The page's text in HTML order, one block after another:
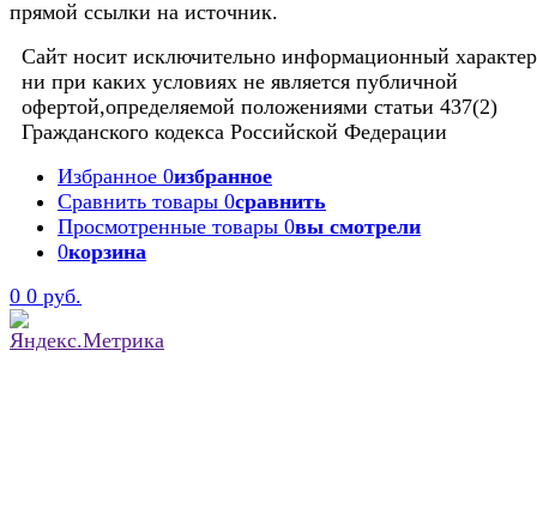
прямой ссылки на источник.
Сайт носит исключительно информационный
ни при каких условиях не является публичной
офертой,определяемой положениями статьи 437(2)
Гражданского кодекса Российской Федерации
Избранное 0избранное
Сравнить товары 0сравнить
Просмотренные товары 0вы смотрели
0корзина
0 0 руб.